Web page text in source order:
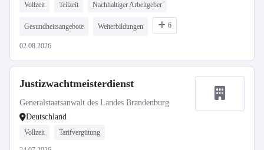
Vollzeit Teilzeit Nachhaltiger Arbeitgeber
Gesundheitsangebote Weiterbildungen 6
02.08.2026
Justizwachtmeisterdienst
Generalstaatsanwalt des Landes Brandenburg
Deutschland
Vollzeit Tarifvergütung